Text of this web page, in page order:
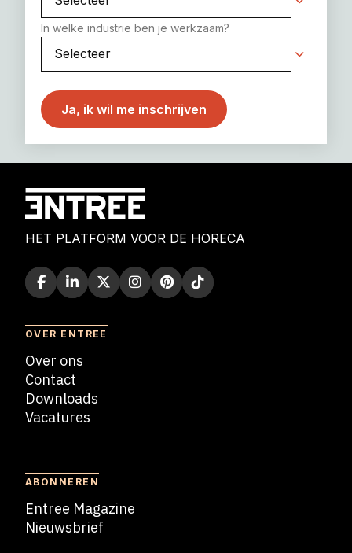
In welke industrie ben je werkzaam?
HET PLATFORM VOOR DE HORECA
OVER ENTREE
Over ons
Contact
Downloads
Vacatures
ABONNEREN
Entree Magazine
Nieuwsbrief